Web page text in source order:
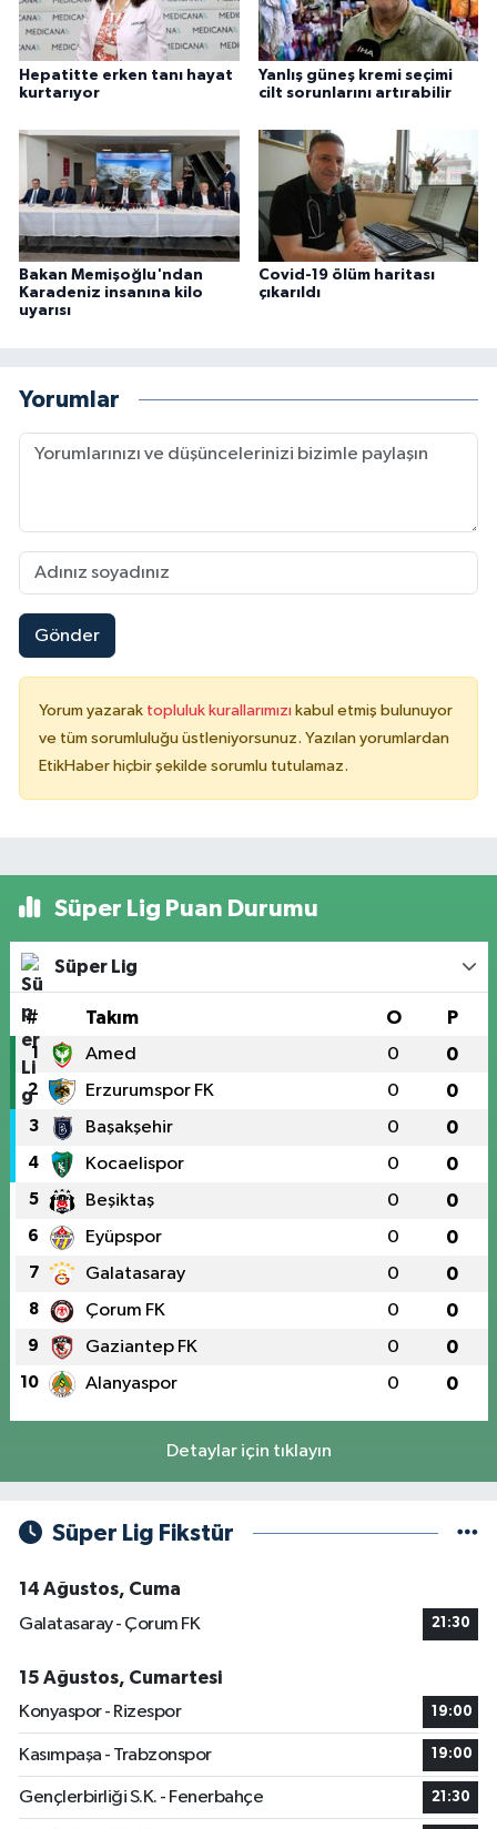
Hepatitte erken tanı hayat
kurtarıyor
Yanlış güneş kremi seçimi
cilt sorunlarını artırabilir
Bakan Memişoğlu'ndan
Karadeniz insanına kilo
uyarısı
Covid-19 ölüm haritası
çıkarıldı
Yorumlar
Gönder
Yorum yazarak topluluk kurallarımızı kabul etmiş bulunuyor
ve tüm sorumluluğu üstleniyorsunuz. Yazılan yorumlardan
EtikHaber hiçbir şekilde sorumlu tutulamaz.
Süper Lig Puan Durumu
Süper Lig
# Takım O P
1 Amed 0 0
2 Erzurumspor FK 0 0
3 Başakşehir 0 0
4 Kocaelispor 0 0
5 Beşiktaş 0 0
6 Eyüpspor 0 0
7 Galatasaray 0 0
8 Çorum FK 0 0
9 Gaziantep FK 0 0
10 Alanyaspor 0 0
Detaylar için tıklayın
Süper Lig Fikstür
14 Ağustos, Cuma
Galatasaray - Çorum FK
21:30
15 Ağustos, Cumartesi
Konyaspor - Rizespor
19:00
Kasımpaşa - Trabzonspor 19:00
Gençlerbirliği S.K. - Fenerbahçe 21:30